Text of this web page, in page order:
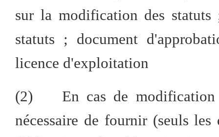
sur la modification des statuts
statuts ; document
licence d'exploitation
(2) En cas de modification
nécessaire de fournir (seuls